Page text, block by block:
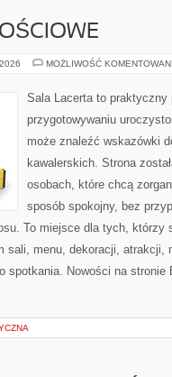
MOŻLIWOŚĆ
Sala Lacerta to praktyczny
przygotowywaniu
może znaleźć wskazówki
kawalerskich. Strona
osobach, które chcą
sposób spokojny, bez
To miejsce dla tych, którzy
sali, menu, dekoracji, atrakcji,
spotkania. Nowości na